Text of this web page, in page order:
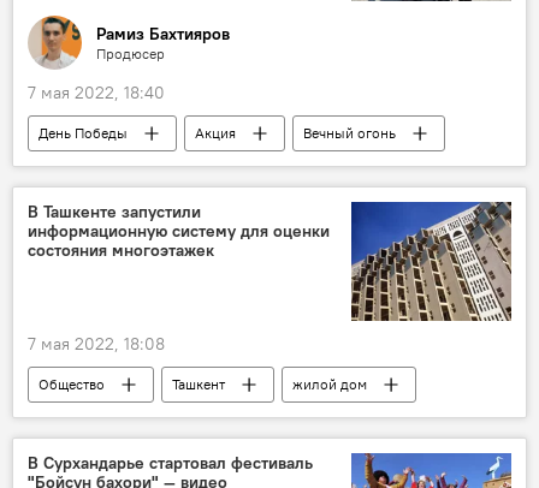
Рамиз Бахтияров
Продюсер
7 мая 2022, 18:40
День Победы Акция Вечный огонь
В Ташкенте запустили
информационную систему для оценки
состояния многоэтажек
7 мая 2022, 18:08
Общество Ташкент жилой дом
В Сурхандарье стартовал фестиваль
"Бойсун бахори" — видео